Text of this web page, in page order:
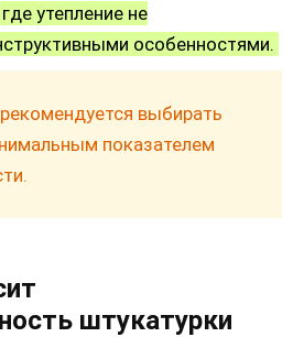
утепление не
особенностями.
выбирать
показателем
штукатурки